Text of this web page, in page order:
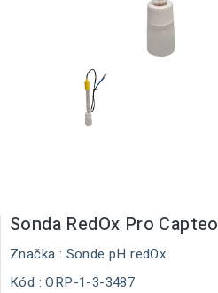
Sonda RedOx Pro Capteo
Značka : Sonde pH redOx
Kód : ORP-1-3-3487